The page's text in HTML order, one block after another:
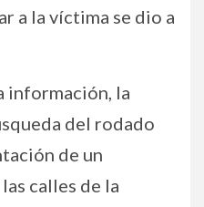
a la víctima se dio a
información, la
del rodado
de un
calles de la